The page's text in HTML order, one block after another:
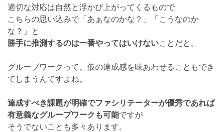
適切な対応は自然と浮かび上がってくるもので
こちらの思い込みで「あぁなのかな？」「こうなのか
な？」と
勝手に推測するのは一番やってはいけない ことだと。
グループワークって、仮の達成感を味あわせることもでき
てしまうんですよね。
達成すべき課題が明確でファシリテーターが優秀であれば
有意義なグループワークも可能ですが
そうでないことも多々あります。